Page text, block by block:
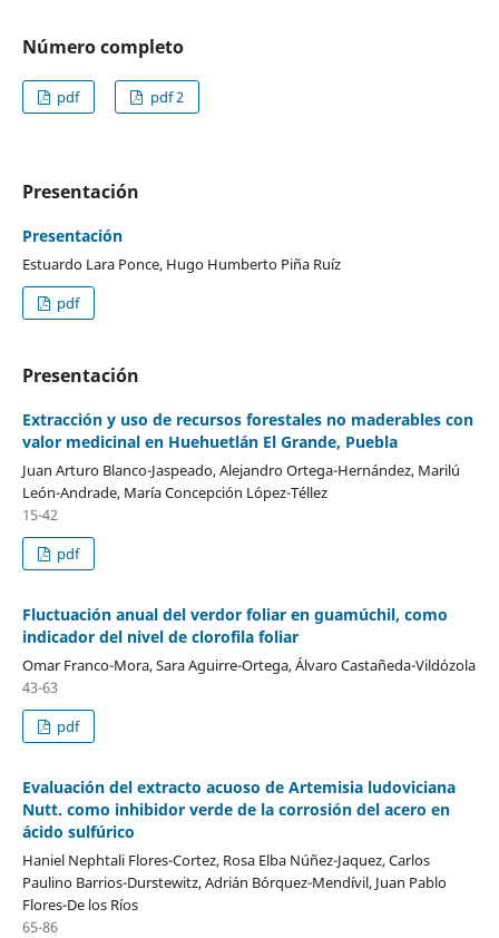
Número completo
pdf pdf 2
Presentación
Presentación
Estuardo Lara Ponce, Hugo Humberto Piña Ruíz
pdf
Presentación
Extracción y uso de recursos forestales no maderables con
valor medicinal en Huehuetlán El Grande, Puebla
Juan Arturo Blanco-Jaspeado, Alejandro Ortega-Hernández, Marilú
León-Andrade, María Concepción López-Téllez
15-42
pdf
Fluctuación anual del verdor foliar en guamúchil, como
indicador del nivel de clorofila foliar
Omar Franco-Mora, Sara Aguirre-Ortega, Álvaro Castañeda-Vildózola
43-63
pdf
Evaluación del extracto acuoso de Artemisia ludoviciana
Nutt. como inhibidor verde de la corrosión del acero en
ácido sulfúrico
Haniel Nephtali Flores-Cortez, Rosa Elba Núñez-Jaquez, Carlos
Paulino Barrios-Durstewitz, Adrián Bórquez-Mendívil, Juan Pablo
Flores-De los Ríos
65-86